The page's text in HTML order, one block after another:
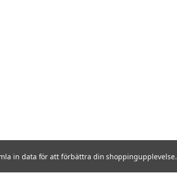
in data för att förbättra din shoppingupplevelse.